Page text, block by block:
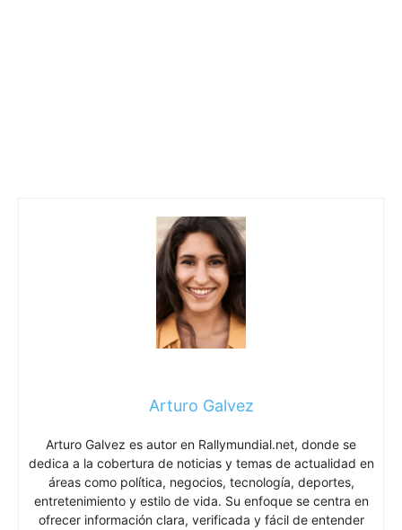
Arturo Galvez
Arturo Galvez es autor en Rallymundial.net, donde se
dedica a la cobertura de noticias y temas de actualidad en
áreas como política, negocios, tecnología, deportes,
entretenimiento y estilo de vida. Su enfoque se centra en
ofrecer información clara, verificada y fácil de entender